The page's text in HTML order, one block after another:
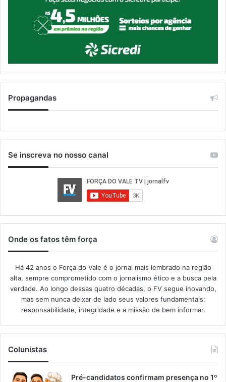
Propagandas
Se inscreva no nosso canal
Onde os fatos têm força
Há 42 anos o Força do Vale é o jornal mais lembrado na região
alta, sempre comprometido com o jornalismo ético e a busca pela
verdade. Ao longo dessas quatro décadas, o FV segue inovando,
mas sem nunca deixar de lado seus valores fundamentais:
responsabilidade, integridade e a missão de bem informar.​
Colunistas
Pré-candidatos confirmam presença no 1º